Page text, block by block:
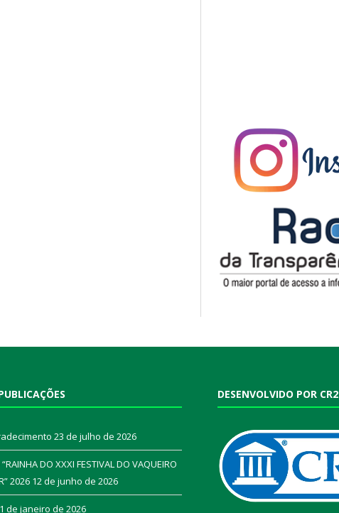
23 de julho de 2026
DO XXXI FESTIVAL DO VAQUEIRO
2026 12 de junho de 2026
1 de janeiro de 2026
DESENVOLVIDO POR CR2